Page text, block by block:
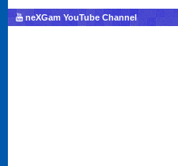
neXGam YouTube Channel